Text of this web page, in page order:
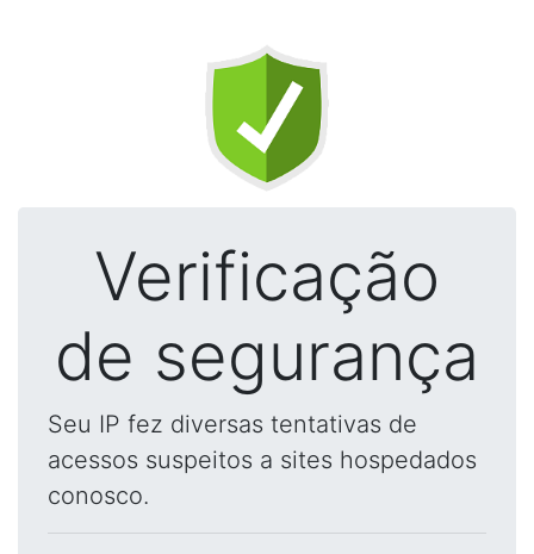
Verificação
de segurança
Seu IP fez diversas tentativas de
acessos suspeitos a sites hospedados
conosco.